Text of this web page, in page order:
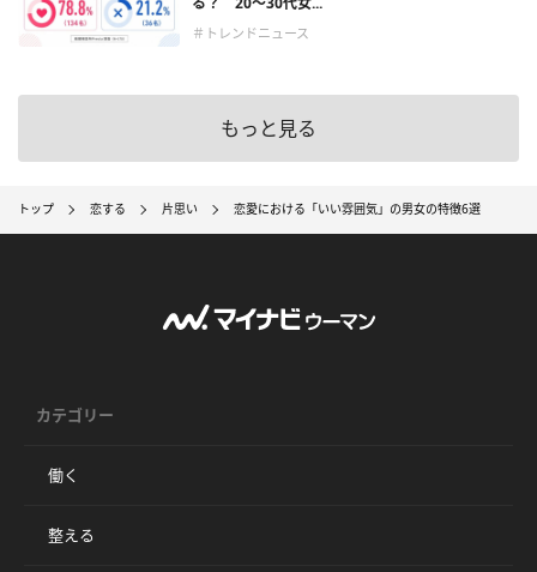
＃トレンドニュース
もっと見る
トップ 恋する 片思い 恋愛における「いい雰囲気」の男女の特徴6選
カテゴリー
働く
整える